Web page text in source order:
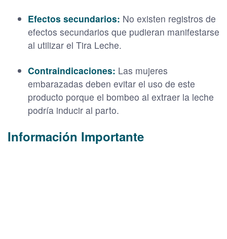
Efectos secundarios: No existen registros de
efectos secundarios que pudieran manifestarse
al utilizar el Tira Leche.
Contraindicaciones: Las mujeres
embarazadas deben evitar el uso de este
producto porque el bombeo al extraer la leche
podría inducir al parto.
Información Importante